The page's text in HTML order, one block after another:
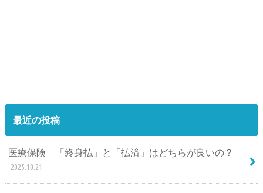
最近の投稿
医療保険 「終身払」と「払済」はどちらが良いの？
2025.10.21